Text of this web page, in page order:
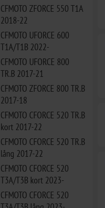
CFMOTO ZFORCE 550 T1A
2018-22
CFMOTO UFORCE 600
T1A/T1B 2022-
CFMOTO UFORCE 800
TR.B 2017-21
CFMOTO ZFORCE 800 TR.B
2017-18
CFMOTO CFORCE 520 TR.B
kort 2017-22
CFMOTO CFORCE 520 TR.B
lång 2017-22
CFMOTO CFORCE 520
T3A/T3B kort 2023-
CFMOTO CFORCE 520